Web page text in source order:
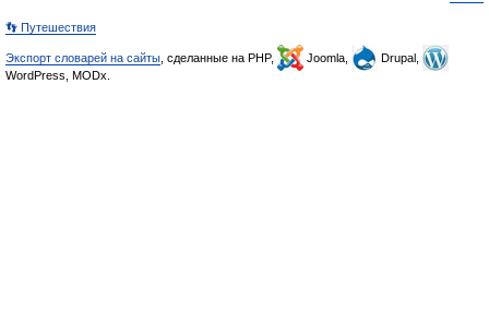
👣 Путешествия
Экспорт словарей на сайты , сделанные на PHP, Joomla,
Drupal,
WordPress, MODx.